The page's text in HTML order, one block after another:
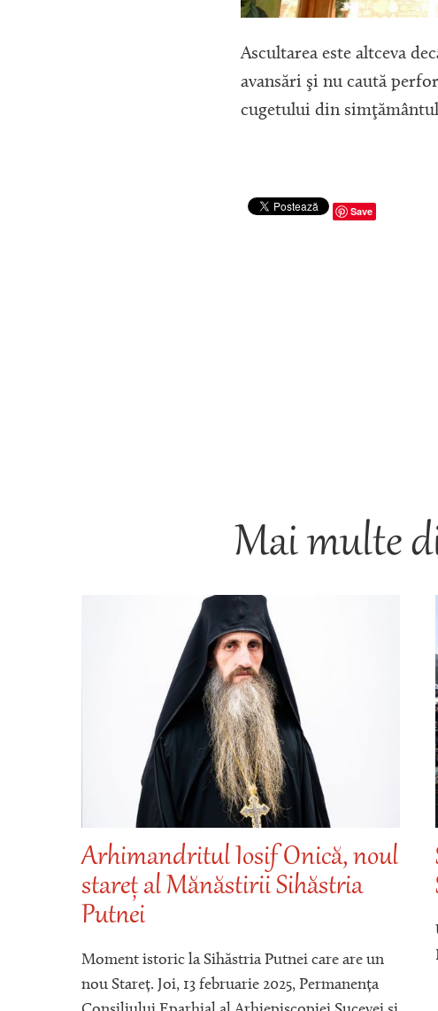
Ascultarea este altceva
avansări şi nu caută
cugetului din
Save
Mai multe
Arhimandritul Iosif Onică, noul
stareț al Mănăstirii Sihăstria
Putnei
Moment istoric la Sihăstria Putnei care are un
nou Stareț. Joi, 13 februarie 2025, Permanența